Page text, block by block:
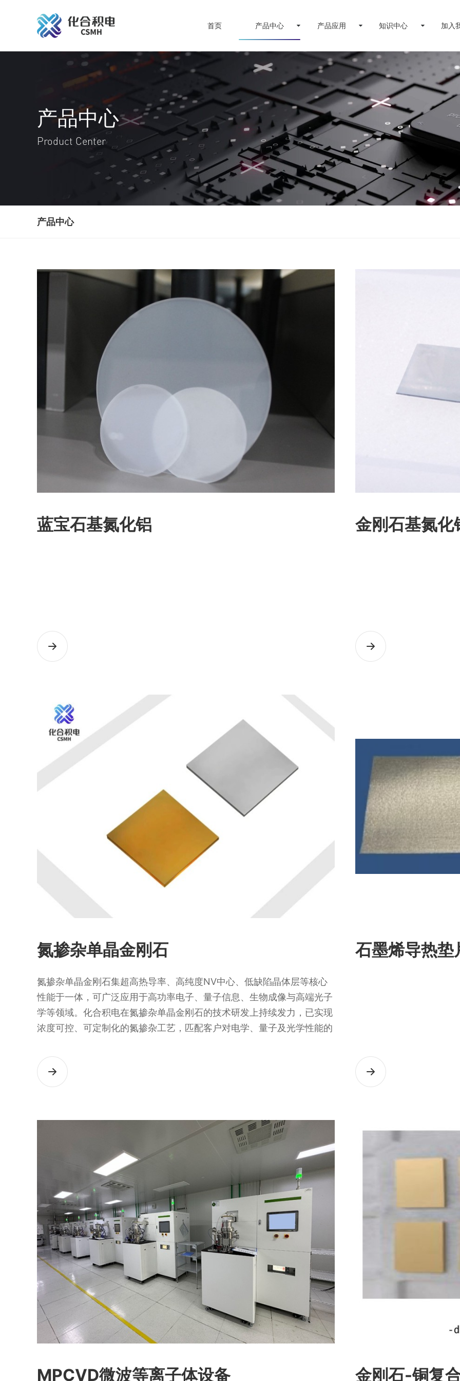
首页 产品中心 产品应用 知识中心 加入
Product Center
产品中心
产品中心
蓝宝石基氮化铝 金刚石基氮化
氮掺杂单晶金刚石
氮掺杂单晶金刚石集超高热导率、高纯度NV中心、低缺陷晶体层等核心
性能于一体，可广泛应用于高功率电子、量子信息、生物成像与高端光子
学等领域。化合积电在氮掺杂单晶金刚石的技术研发上持续发力，已实现
浓度可控、可定制化的氮掺杂工艺，匹配客户对电学、量子及光学性能的
石墨烯导热垫
MPCVD微波等离子体设备 金刚石-铜复